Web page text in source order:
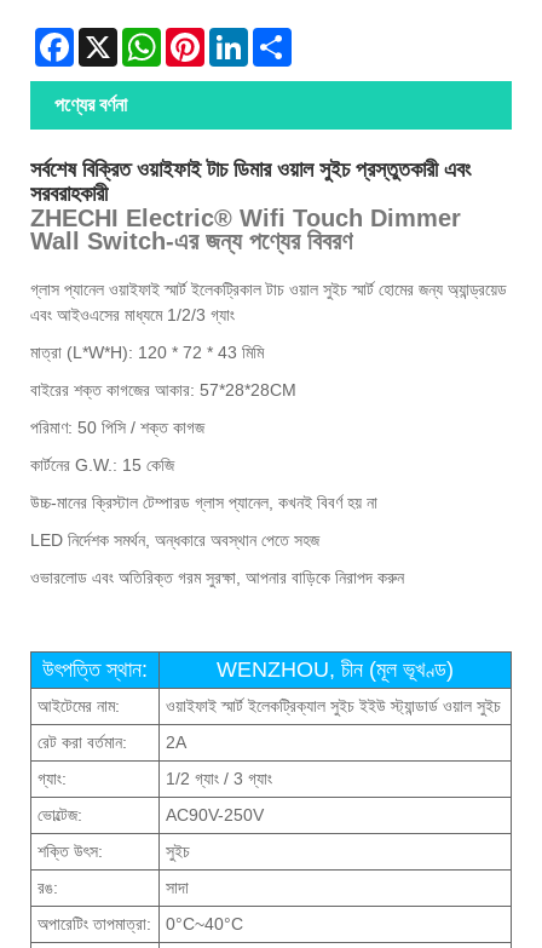
Facebook
X WhatsAppPinterestLinkedIn
পণ্যের বর্ণনা
সর্বশেষ বিক্রিত ওয়াইফাই টাচ ডিমার ওয়াল সুইচ প্রস্তুতকারী এবং
সরবরাহকারী
ZHECHI Electric® Wifi Touch Dimmer
Wall Switch-এর জন্য পণ্যের বিবরণ
গ্লাস প্যানেল ওয়াইফাই স্মার্ট ইলেকট্রিকাল টাচ ওয়াল সুইচ স্মার্ট হোমের জন্য অ্যান্ড্রয়েড
এবং আইওএসের মাধ্যমে 1/2/3 গ্যাং
মাত্রা (L*W*H): 120 * 72 * 43 মিমি
বাইরের শক্ত কাগজের আকার: 57*28*28CM
পরিমাণ: 50 পিসি / শক্ত কাগজ
কার্টনের G.W.: 15 কেজি
উচ্চ-মানের ক্রিস্টাল টেম্পারড গ্লাস প্যানেল, কখনই বিবর্ণ হয় না
LED নির্দেশক সমর্থন, অন্ধকারে অবস্থান পেতে সহজ
ওভারলোড এবং অতিরিক্ত গরম সুরক্ষা, আপনার বাড়িকে নিরাপদ করুন
উৎপত্তি স্থান: WENZHOU, চীন (মূল ভূখণ্ড)
আইটেমের নাম:
ওয়াইফাই স্মার্ট ইলেকট্রিক্যাল সুইচ ইইউ স্ট্যান্ডার্ড ওয়াল সুইচ
রেট করা বর্তমান:
2A
গ্যাং:
1/2 গ্যাং / 3 গ্যাং
ভোল্টেজ:
AC90V-250V
শক্তি উৎস:
সুইচ
রঙ:
সাদা
অপারেটিং তাপমাত্রা:
0°C~40°C